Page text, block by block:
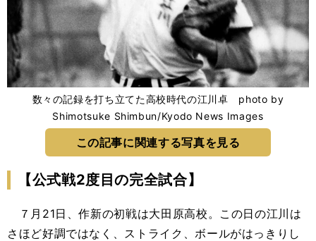
数々の記録を打ち立てた高校時代の江川卓 photo by
Shimotsuke Shimbun/Kyodo News Images
この記事に関連する写真を見る
【公式戦2度目の完全試合】
７月21日、作新の初戦は大田原高校。この日の江川は
さほど好調ではなく、ストライク、ボールがはっきりし